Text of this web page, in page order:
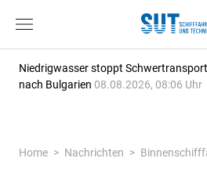
Niedrigwasser stoppt Schwertransport
nach Bulgarien 08.08.2026, 08:06 Uhr
Home Nachrichten